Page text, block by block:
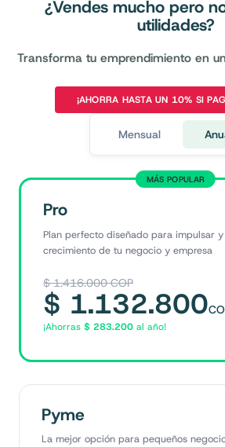
¿Vendes mucho pero
utilidades?
Transforma tu emprendimiento en
¡AHORRA HASTA UN 10% SI
Mensual
MÁS POPULAR
Pro
Plan perfecto diseñado para impulsar
crecimiento de tu negocio y empresa
$1.416.000COP
$ 1.132.800
¡Ahorras $ 283.200 al año!
Pyme
La mejor opción para pequeños